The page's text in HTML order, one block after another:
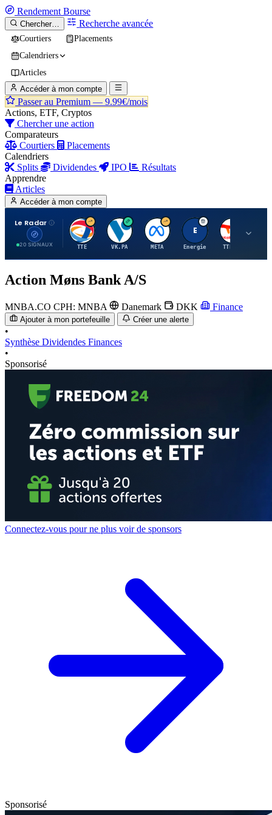
Rendement Bourse
Chercher… Recherche avancée
Courtiers
Placements
Calendriers
Articles
Accéder à mon compte
Passer au Premium — 9.99€/mois
Actions, ETF, Cryptos
Chercher une action
Comparateurs
Courtiers
Placements
Calendriers
Splits
Dividendes IPO
Résultats
Apprendre
Articles
Accéder à mon compte
Le Radar
20 SIGNAUX
T
TTE
V
VK.PA
M
META
E
Energie
T
TTE.PA
Action Møns Bank A/S
MNBA.CO CPH: MNBA Danemark DKK Finance
Ajouter à mon portefeuille Créer une alerte
•
Synthèse Dividendes Finances
•
Sponsorisé
Connectez-vous pour ne plus voir de sponsors
Sponsorisé